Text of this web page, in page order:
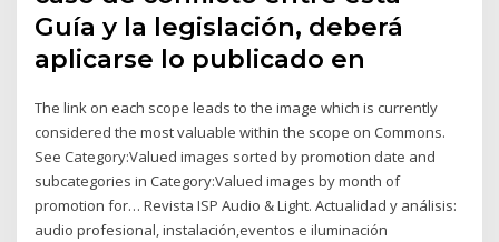
Guía y la legislación, deberá
aplicarse lo publicado en
The link on each scope leads to the image which is currently
considered the most valuable within the scope on Commons.
See Category:Valued images sorted by promotion date and
subcategories in Category:Valued images by month of
promotion for… Revista ISP Audio & Light. Actualidad y análisis:
audio profesional, instalación,eventos e iluminación